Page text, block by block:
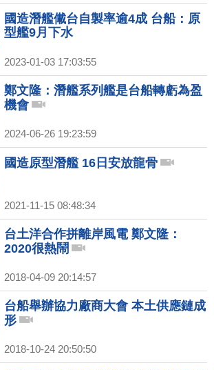
國造潛艦儎台自製率逾4成 台船：原
型艦9月下水
2023-01-03 17:03:55
鄭文隆：潛艦系列艦是台船轉虧為盈
機會
2024-06-26 19:23:59
國造原型潛艦 16日安放龍骨
2021-11-15 08:48:34
台土洋合作拼離岸風電 鄭文隆：
2020很熱鬧
2018-04-09 20:14:57
台船舉辦協力廠商大會 本土供應鏈成
形
2018-10-24 20:50:50